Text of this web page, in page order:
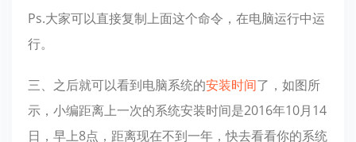
Ps.大家可以直接复制上面这个命令，在电脑运行中运
行。
三、之后就可以看到电脑系统的安装时间了，如图所
示，小编距离上一次的系统安装时间是2016年10月14
日，早上8点，距离现在不到一年，快去看看你的系统